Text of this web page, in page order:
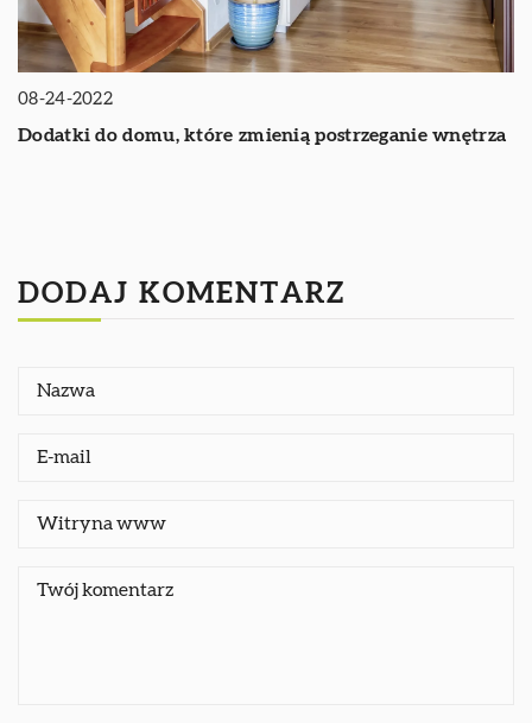
08-24-2022
Dodatki do domu, które zmienią postrzeganie wnętrza
DODAJ KOMENTARZ